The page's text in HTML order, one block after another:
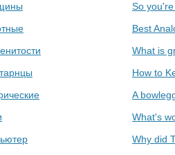
So
Best
What is
How to
A
What's
Why did